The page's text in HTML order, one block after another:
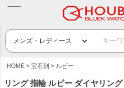
HOME 宝石別 ルビー
リング 指輪 ルビー ダイヤリン